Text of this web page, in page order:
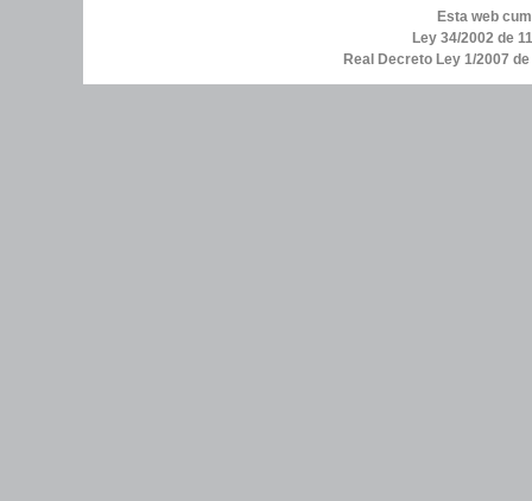
Esta web
Ley 34/2002 de
Real Decreto Ley 1/2007